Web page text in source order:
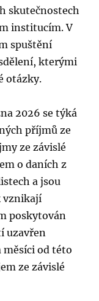
skutečnostech
institucím. V
spuštění
kterými
otázky.
2026 se týká
příjmů ze
ze závislé
o daních z
a jsou
vznikají
poskytován
uzavřen
měsíci od této
ze závislé